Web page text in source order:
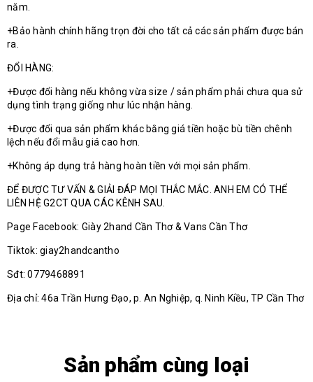
năm.
+Bảo hành chính hãng trọn đời cho tất cả các sản phẩm được bán
ra.
ĐỔI HÀNG:
+Được đổi hàng nếu không vừa size / sản phẩm phải chưa qua sử
dụng tình trạng giống như lúc nhận hàng.
+Được đổi qua sản phẩm khác bằng giá tiền hoặc bù tiền chênh
lệch nếu đổi mẫu giá cao hơn.
+Không áp dụng trả hàng hoàn tiền với mọi sản phẩm.
ĐỂ ĐƯỢC TƯ VẤN & GIẢI ĐÁP MỌI THẮC MẮC. ANH EM CÓ THỂ
LIÊN HỆ G2CT QUA CÁC KÊNH SAU.
Page Facebook: Giày 2hand Cần Thơ & Vans Cần Thơ
Tiktok: giay2handcantho
Sđt: 0779468891
Địa chỉ: 46a Trần Hưng Đạo, p. An Nghiệp, q. Ninh Kiều, TP Cần Thơ
Sản phẩm cùng loại